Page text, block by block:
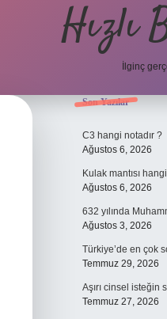
Hızlı
İlginç
Son Yazılar
C3 hangi notadır ?
Ağustos 6, 2026
Kulak mantısı
Ağustos 6, 2026
632 yılında
Ağustos 3, 2026
Türkiye’de en çok
Temmuz 29, 2026
Aşırı cinsel isteğin
Temmuz 27, 2026